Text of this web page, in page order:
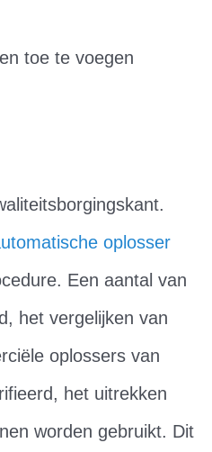
toe te voegen
oplosser
Een aantal van
het vergelijken van
oplossers van
het uitrekken
worden gebruikt. Dit